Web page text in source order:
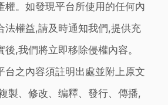
權。如發現平台所使用的任何內
法權益,請及時通知我們,提供充
,我們將立即移除侵權內容。
台之內容須註明出處並附上原文
製、修改、编釋、發行、傳播,